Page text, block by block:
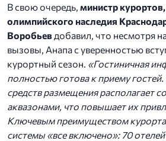
В свою очередь, министр
олимпийского наследия
Воробьев добавил, что несмотря
вызовы, Анапа с уверенностью
курортный сезон. «Гостиничная
полностью готова к приему гостей.
средств размещения располагает
аквазонами, что повышает их
Ключевым преимуществом курорта
системы «все включено»: 70